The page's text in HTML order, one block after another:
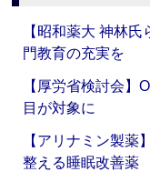
【昭和薬大 神林
門教育の充実を
【厚労省検討会】
目が対象に
【アリナミン製薬
整える睡眠改善薬